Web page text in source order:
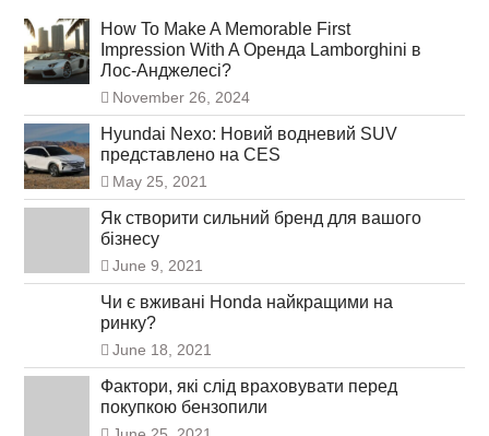
How To Make A Memorable First
Impression With A Оренда Lamborghini в
Лос-Анджелесі?
November 26, 2024
Hyundai Nexo: Новий водневий SUV
представлено на CES
May 25, 2021
Як створити сильний бренд для вашого
бізнесу
June 9, 2021
Чи є вживані Honda найкращими на
ринку?
June 18, 2021
Фактори, які слід враховувати перед
покупкою бензопили